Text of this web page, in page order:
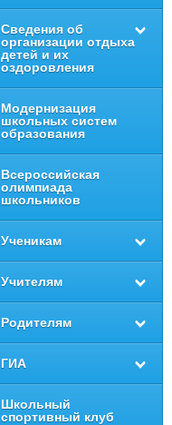
Сведения об
организации отдыха
детей и их
оздоровления
Модернизация
школьных систем
образования
Всероссийская
олимпиада
школьников
Ученикам
Учителям
Родителям
ГИА
Школьный
спортивный клуб